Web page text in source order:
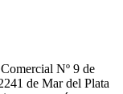
Nº 9 de
de Mar del Plata